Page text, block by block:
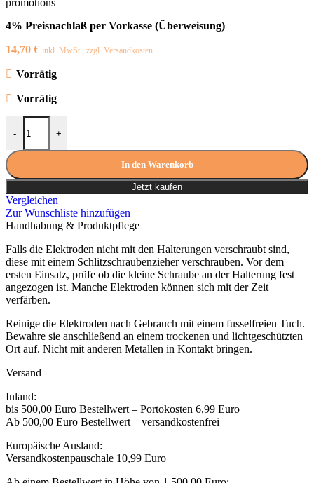
4% Preisnachlaß per Vorkasse (Überweisung)
14,70 € inkl. MwSt., zzgl. Versandkosten
Vorrätig
Vorrätig
-
Twist Deckel für Flaschen, Farbe silber, Aufdruck Mangan, 15 Stück
+
In den Warenkorb
Jetzt kaufen
Vergleichen
Zur Wunschliste hinzufügen
Handhabung & Produktpflege
Falls die Elektroden nicht mit den Halterungen verschraubt sind,
diese mit einem Schlitzschraubenzieher verschrauben. Vor dem
ersten Einsatz, prüfe ob die kleine Schraube an der Halterung fest
angezogen ist. Manche Elektroden können sich mit der Zeit
verfärben.
Reinige die Elektroden nach Gebrauch mit einem fusselfreien Tuch.
Bewahre sie anschließend an einem trockenen und lichtgeschützten
Ort auf. Nicht mit anderen Metallen in Kontakt bringen.
Versand
Inland:
bis 500,00 Euro Bestellwert – Portokosten 6,99 Euro
Ab 500,00 Euro Bestellwert – versandkostenfrei
Europäische Ausland:
Versandkostenpauschale 10,99 Euro